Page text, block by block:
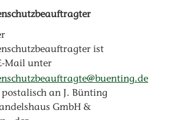
ist
Mail unter
buenting.de
postalisch an J. Bünting
GmbH &